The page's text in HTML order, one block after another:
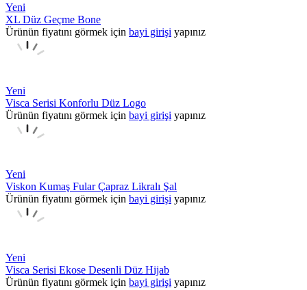
Yeni
XL Düz Geçme Bone
Ürünün fiyatını görmek için bayi girişi yapınız
Yeni
Visca Serisi Konforlu Düz Logo
Ürünün fiyatını görmek için bayi girişi yapınız
Yeni
Viskon Kumaş Fular Çapraz Likralı Şal
Ürünün fiyatını görmek için bayi girişi yapınız
Yeni
Visca Serisi Ekose Desenli Düz Hijab
Ürünün fiyatını görmek için bayi girişi yapınız